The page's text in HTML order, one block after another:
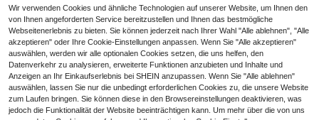
3,07€ 2,88€ 12,86€12,99€ -1%
Wir verwenden Cookies und ähnliche Technologien auf unserer Website, um Ihnen den
von Ihnen angeforderten Service bereitzustellen und Ihnen das bestmögliche
Webseitenerlebnis zu bieten. Sie können jederzeit nach Ihrer Wahl "Alle ablehnen", "Alle
akzeptieren" oder Ihre Cookie-Einstellungen anpassen. Wenn Sie "Alle akzeptieren"
auswählen, werden wir alle optionalen Cookies setzen, die uns helfen, den
Datenverkehr zu analysieren, erweiterte Funktionen anzubieten und Inhalte und
Anzeigen an Ihr Einkaufserlebnis bei SHEIN anzupassen. Wenn Sie "Alle ablehnen"
auswählen, lassen Sie nur die unbedingt erforderlichen Cookies zu, die unsere Website
zum Laufen bringen. Sie können diese in den Browsereinstellungen deaktivieren, was
jedoch die Funktionalität der Website beeinträchtigen kann. Um mehr über die von uns